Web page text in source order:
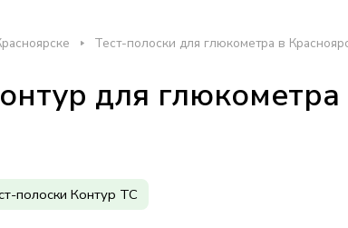
Тест-полоски для глюкометра в
для
полоски Контур ТС